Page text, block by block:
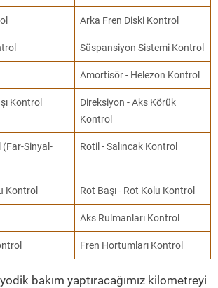
Arka Fren Diski Kontrol
Süspansiyon Sistemi Kontrol
Amortisör - Helezon Kontrol
Kontrol
Direksiyon - Aks Körük
Kontrol
Sinyal-
Rotil - Salıncak Kontrol
Kontrol Rot Başı - Rot Kolu Kontrol
Aks Rulmanları Kontrol
Fren Hortumları Kontrol
bakım yaptıracağımız kilometreyi